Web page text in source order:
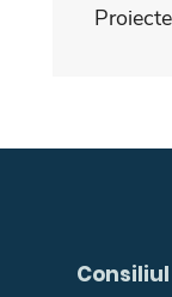
Proiecte